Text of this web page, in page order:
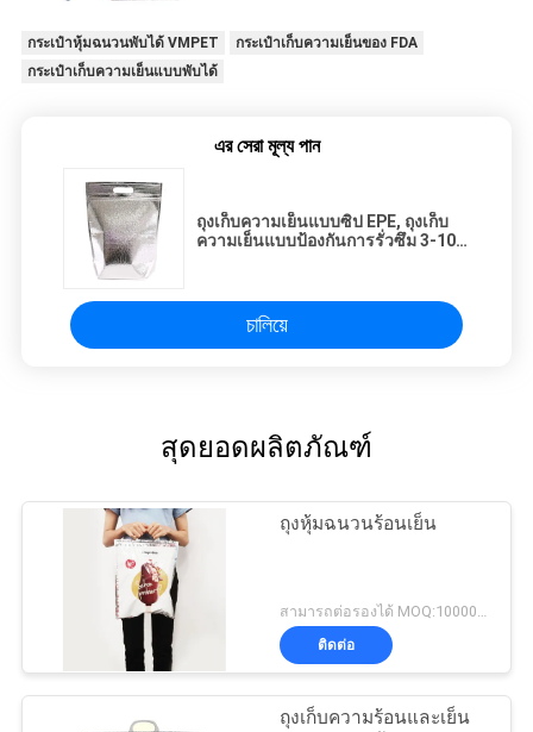
กระเป๋าหุ้มฉนวนพับได้ VMPET
กระเป๋าเก็บความเย็นของ FDA
กระเป๋าเก็บความเย็นแบบพับได้
এর সেরা মূল্য পান
ถุงเก็บความเย็นแบบซิป EPE, ถุงเก็บ
ความเย็นแบบป้องกันการรั่วซึม 3-10
চালিয়ে
สุดยอดผลิตภัณฑ์
ถุงหุ้มฉนวนร้อนเย็น
ติดต่อ
ถุงเก็บความร้อนและเย็น